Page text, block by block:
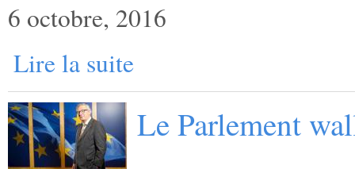
6 octobre, 2016
Lire la suite
Le Parlement